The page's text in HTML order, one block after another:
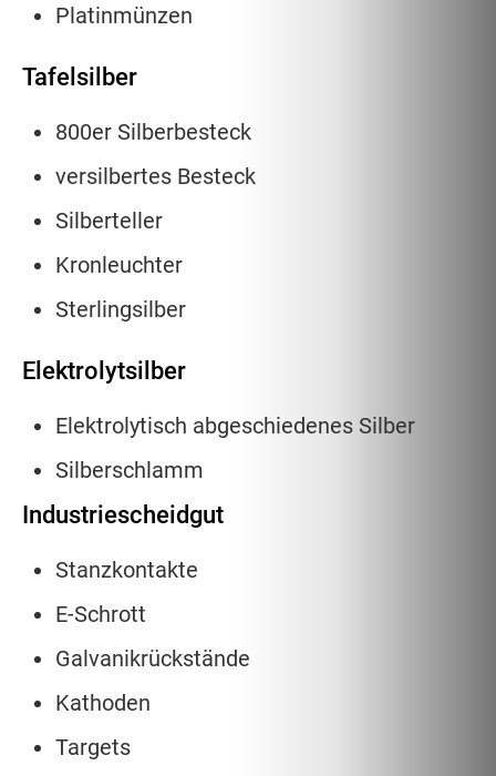
Platinmünzen
Tafelsilber
800er Silberbesteck
versilbertes Besteck
Silberteller
Kronleuchter
Sterlingsilber
Elektrolytsilber
Elektrolytisch abgeschiedenes Silber
Silberschlamm
Industriescheidgut
Stanzkontakte
E-Schrott
Galvanikrückstände
Kathoden
Targets